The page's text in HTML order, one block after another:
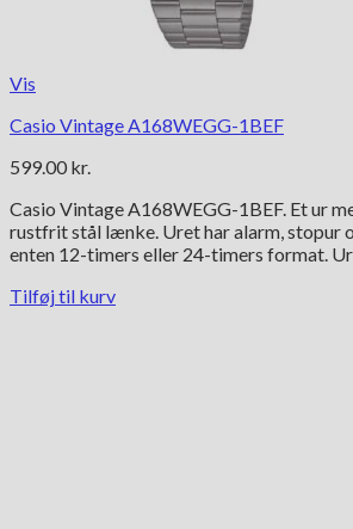
Vis
Casio Vintage A168WEGG-1BEF
599.00 kr.
Casio Vintage A168WEGG-1BEF. Et ur
rustfrit stål lænke. Uret har alarm, stopur
enten 12-timers eller 24-timers format.
Tilføj til kurv